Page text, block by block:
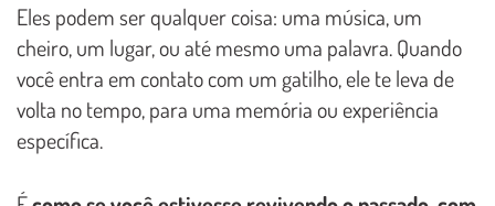
Eles podem ser qualquer coisa: uma música, um
cheiro, um lugar, ou até mesmo uma palavra. Quando
você entra em contato com um gatilho, ele te leva de
volta no tempo, para uma memória ou experiência
específica.